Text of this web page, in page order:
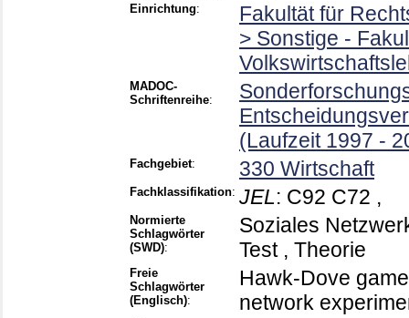
Einrichtung:
Fakultät für
> Sonstige -
MADOC-
Schriftenreihe:
(Laufzeit 1997 -
Fachgebiet: 330 Wirtschaft
Fachklassifikation: JEL: C92 C72 ,
Normierte
Schlagwörter
(SWD):
Soziales
Test , Theorie
Freie
Schlagwörter
(Englisch):
Hawk-Dove
network